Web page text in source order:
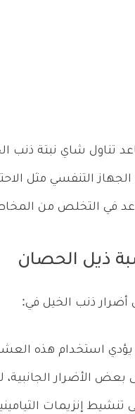
تناول شاي نبتة ذنب
التنفسي مثل
في التخلص من
ذيل الحصان
أضرار ذنب الخيل في:
استخدام هذه
بعض الأضرار الجانبية،
تنشيط إنزيمات